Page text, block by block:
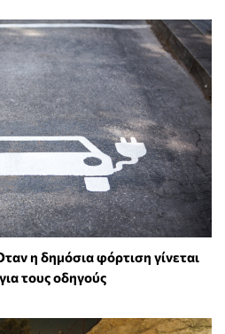
η δημόσια φόρτιση γίνεται
τους οδηγούς